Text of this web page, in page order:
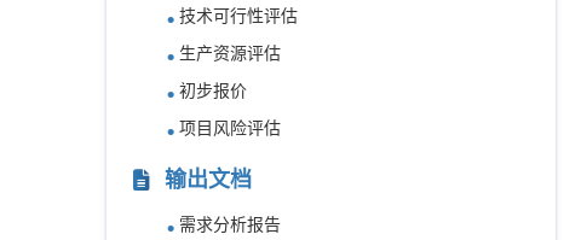
技术可行性评估
生产资源评估
初步报价
项目风险评估
输出文档
需求分析报告